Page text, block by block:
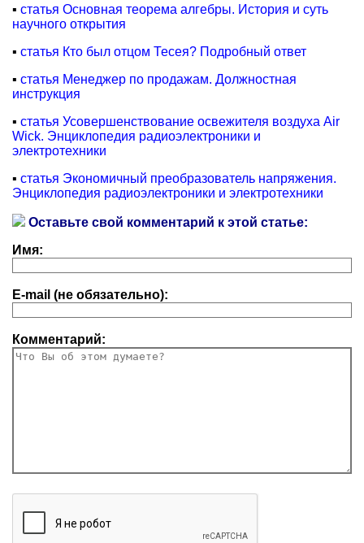
▪ статья Основная теорема алгебры. История и суть
научного открытия
▪ статья Кто был отцом Тесея? Подробный ответ
▪ статья Менеджер по продажам. Должностная
инструкция
▪ статья Усовершенствование освежителя воздуха Air
Wick. Энциклопедия радиоэлектроники и
электротехники
▪ статья Экономичный преобразователь напряжения.
Энциклопедия радиоэлектроники и электротехники
Оставьте свой комментарий к этой статье:
Имя:
E-mail (не обязательно):
Комментарий: